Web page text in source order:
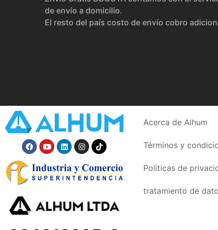
de envío a domicilio.
El resto del país costo de envío cobro
Acerca de Alhum
Términos y
Politicas de
tratamiento de